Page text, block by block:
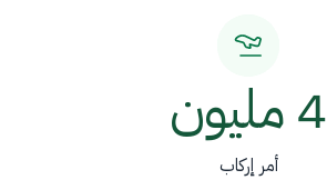
4 مليون
أمر إركاب